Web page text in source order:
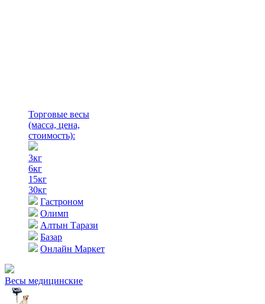
Торговые весы
(масса, цена,
стоимость):
3кг
6кг
15кг
30кг
Гастроном
Олимп
Алтын Тарази
Базар
Онлайн Маркет
Весы медицинские